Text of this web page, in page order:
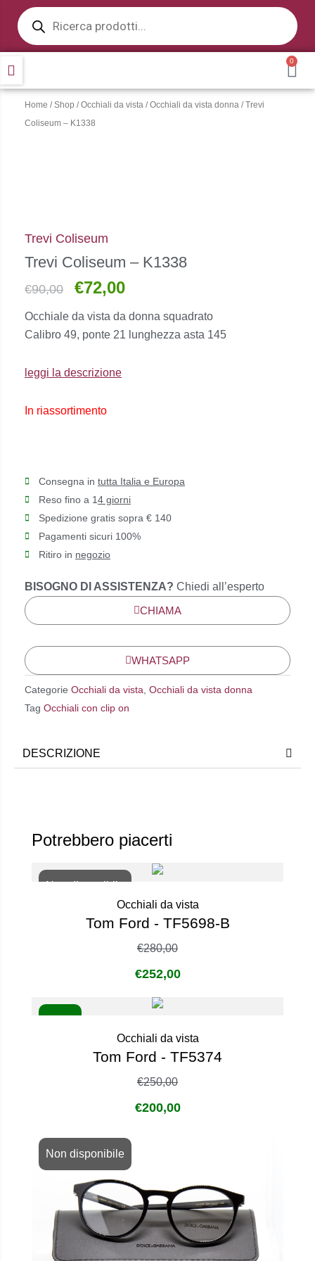
contenuto
Products
search
0
Home /Shop /Occhiali da vista /Occhiali da vista donna / Trevi
Coliseum – K1338
Trevi Coliseum
Trevi Coliseum – K1338
€90,00
Il
originale
era:
€72,00Il
attuale
è:
Occhiale da vista da donna squadrato
Calibro 49, ponte 21 lunghezza asta 145
leggi la descrizione
In riassortimento
Consegna in tutta Italia e Europa
Reso fino a 14 giorni
Spedizione gratis sopra € 140
Pagamenti sicuri 100%
Ritiro in negozio
BISOGNO DI ASSISTENZA? Chiedi all’esperto
CHIAMA
WHATSAPP
Categorie Occhiali da vista, Occhiali da vista donna
Tag Occhiali con clip on
DESCRIZIONE
Potrebbero piacerti
Non disponibile
Occhiali da vista
Tom Ford - TF5698-B
€280,00
€252,00
Occhiali da vista
Tom Ford - TF5374
€250,00
€200,00
Non disponibile